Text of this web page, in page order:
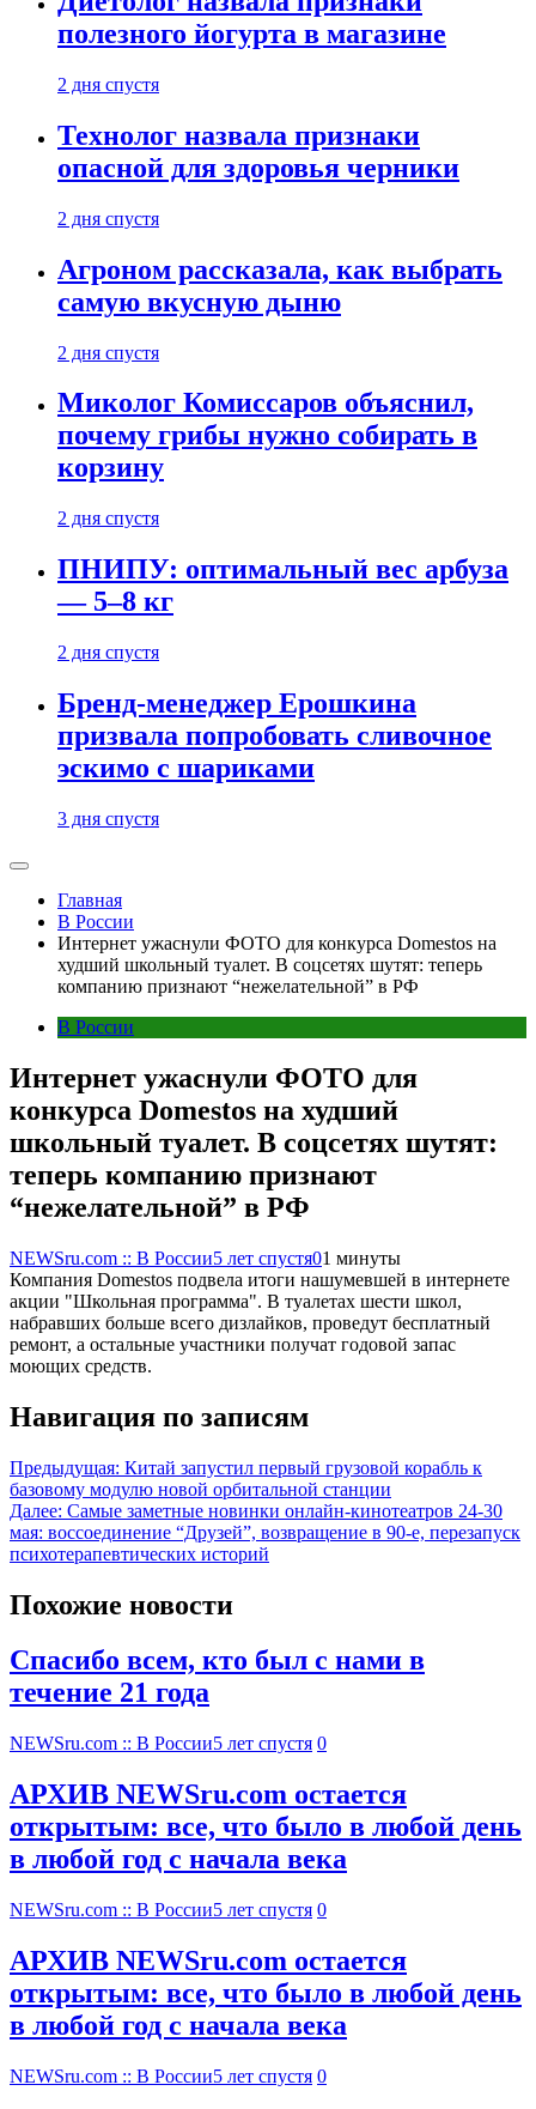
полезного йогурта в магазине
2 дня спустя
Технолог назвала признаки
опасной для здоровья черники
2 дня спустя
Агроном рассказала, как выбрать
самую вкусную дыню
2 дня спустя
Миколог Комиссаров объяснил,
почему грибы нужно собирать в
корзину
2 дня спустя
ПНИПУ: оптимальный вес арбуза
— 5–8 кг
2 дня спустя
Бренд-менеджер Ерошкина
призвала попробовать сливочное
эскимо с шариками
3 дня спустя
Главная
В России
Интернет ужаснули ФОТО для конкурса Domestos на
худший школьный туалет. В соцсетях шутят: теперь
компанию признают “нежелательной” в РФ
В России
Интернет ужаснули ФОТО для
конкурса Domestos на худший
школьный туалет. В соцсетях шутят:
теперь компанию признают
“нежелательной” в РФ
NEWSru.com :: В России5 лет спустя01 минуты
Компания Domestos подвела итоги нашумевшей в интернете
акции "Школьная программа". В туалетах шести школ,
набравших больше всего дизлайков, проведут бесплатный
ремонт, а остальные участники получат годовой запас
моющих средств.
Навигация по записям
Предыдущая: Китай запустил первый грузовой корабль к
базовому модулю новой орбитальной станции
Далее: Самые заметные новинки онлайн-кинотеатров 24-30
мая: воссоединение “Друзей”, возвращение в 90-е, перезапуск
психотерапевтических историй
Похожие новости
Спасибо всем, кто был с нами в
течение 21 года
NEWSru.com :: В России5 лет спустя 0
АРХИВ NEWSru.com остается
открытым: все, что было в любой день
в любой год с начала века
NEWSru.com :: В России5 лет спустя 0
АРХИВ NEWSru.com остается
открытым: все, что было в любой день
в любой год с начала века
NEWSru.com :: В России5 лет спустя 0